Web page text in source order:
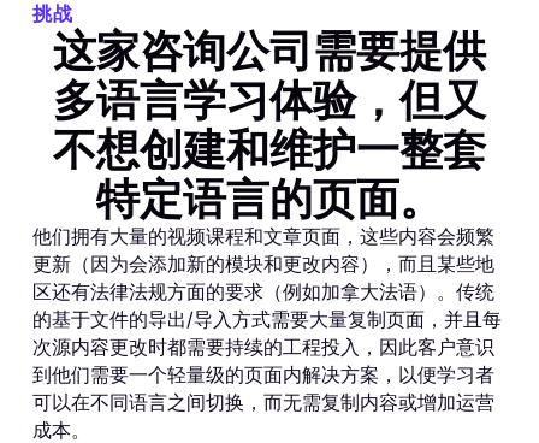
挑战
这家咨询公司需要提供
多语言学习体验，但又
不想创建和维护一整套
特定语言的页面。
他们拥有大量的视频课程和文章页面，这些内容会频繁
更新（因为会添加新的模块和更改内容），而且某些地
区还有法律法规方面的要求（例如加拿大法语）。传统
的基于文件的导出/导入方式需要大量复制页面，并且每
次源内容更改时都需要持续的工程投入，因此客户意识
到他们需要一个轻量级的页面内解决方案，以便学习者
可以在不同语言之间切换，而无需复制内容或增加运营
成本。